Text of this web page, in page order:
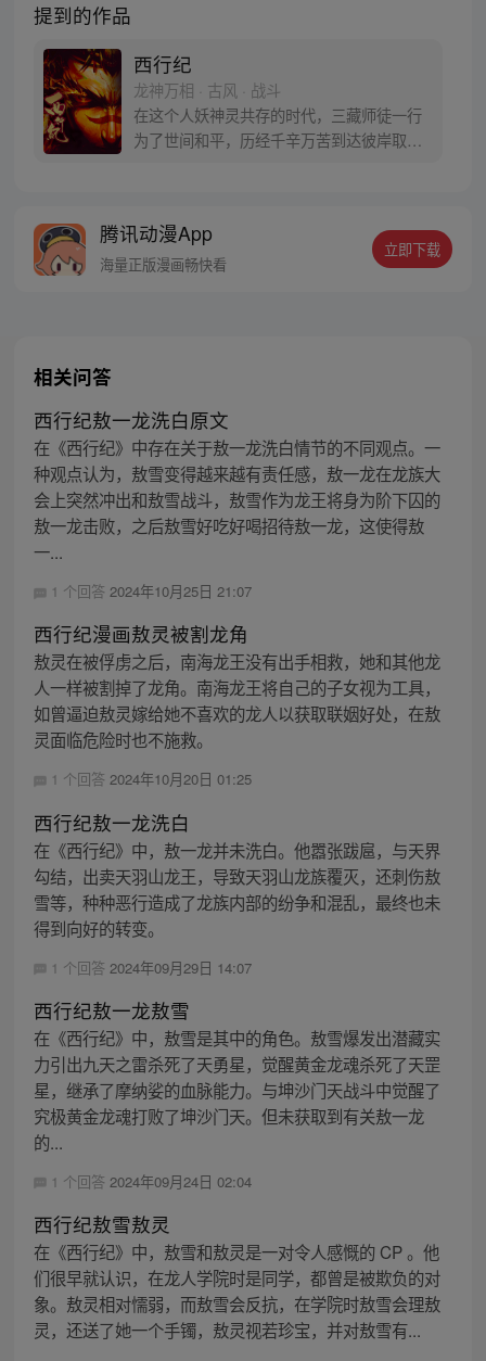
提到的作品
西行纪
龙神万相 · 古风 · 战斗
在这个人妖神灵共存的时代，三藏师徒一行
为了世间和平，历经千辛万苦到达彼岸取
辞万难，找到唐三藏大法师，和他一起重新
寻回徒弟们，组成全新“西行小队”，再度踏
腾讯动漫App
海量正版漫画畅快看
立即下载
相关问答
西行纪敖一龙洗白原文
在《西行纪》中存在关于敖一龙洗白情节的不同观点。一
种观点认为，敖雪变得越来越有责任感，敖一龙在龙族大
会上突然冲出和敖雪战斗，敖雪作为龙王将身为阶下囚的
敖一龙击败，之后敖雪好吃好喝招待敖一龙，这使得敖
一...
1 个回答 2024年10月25日 21:07
西行纪漫画敖灵被割龙角
敖灵在被俘虏之后，南海龙王没有出手相救，她和其他龙
人一样被割掉了龙角。南海龙王将自己的子女视为工具，
如曾逼迫敖灵嫁给她不喜欢的龙人以获取联姻好处，在敖
灵面临危险时也不施救。
1 个回答 2024年10月20日 01:25
西行纪敖一龙洗白
在《西行纪》中，敖一龙并未洗白。他嚣张跋扈，与天界
勾结，出卖天羽山龙王，导致天羽山龙族覆灭，还刺伤敖
雪等，种种恶行造成了龙族内部的纷争和混乱，最终也未
得到向好的转变。
1 个回答 2024年09月29日 14:07
西行纪敖一龙敖雪
在《西行纪》中，敖雪是其中的角色。敖雪爆发出潜藏实
力引出九天之雷杀死了天勇星，觉醒黄金龙魂杀死了天罡
星，继承了摩纳娑的血脉能力。与坤沙门天战斗中觉醒了
究极黄金龙魂打败了坤沙门天。但未获取到有关敖一龙
的...
1 个回答 2024年09月24日 02:04
西行纪敖雪敖灵
在《西行纪》中，敖雪和敖灵是一对令人感慨的 CP 。他
们很早就认识，在龙人学院时是同学，都曾是被欺负的对
象。敖灵相对懦弱，而敖雪会反抗，在学院时敖雪会理敖
灵，还送了她一个手镯，敖灵视若珍宝，并对敖雪有...